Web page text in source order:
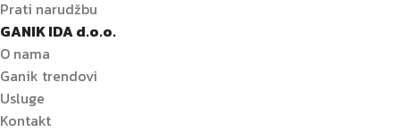
Prati narudžbu
GANIK IDA d.o.o.
O nama
Ganik trendovi
Usluge
Kontakt